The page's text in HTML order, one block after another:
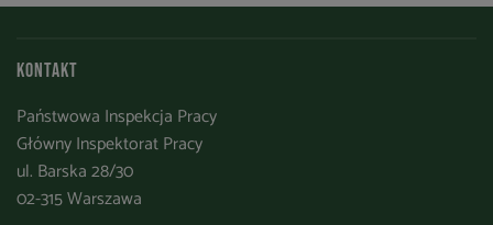
Kontakt
Państwowa Inspekcja Pracy
Główny Inspektorat Pracy
ul. Barska 28/30
02-315 Warszawa